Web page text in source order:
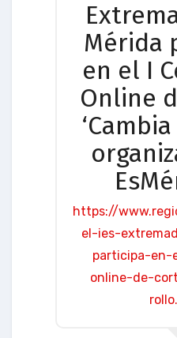
Mérida
en el I
Online
https://
el-ies-
participa-
online-de-